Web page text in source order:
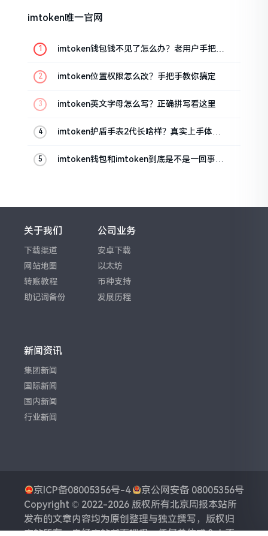
imtoken唯一官网
imtoken钱包钱不见了怎么办？老用户手把手
imtoken位置权限怎么改？手把手教你搞定
imtoken英文字母怎么写？正确拼写看这里
imtoken护盾手表2代长啥样？真实上手体验
imtoken钱包和imtoken到底是不是一回事？
关于我们
下载渠道
网站地图
转账教程
助记词备份
公司业务
安卓下载
以太坊
币种支持
发展历程
新闻资讯
集团新闻
国际新闻
国内新闻
行业新闻
京ICP备08005356号-4
京公网安备 08005356号
Copyright © 2022-2026 版权所有北京周报本站所
发布的文章内容均为原创整理与独立撰写，版权归
本站所有。未经本站书面授权，任何单位或个人不